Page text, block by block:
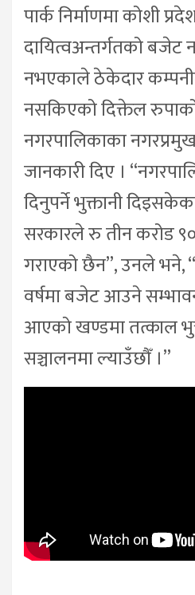
पार्क निर्माणमा कोशी
दायित्वअन्तर्गतको बजेट
नभएकाले ठेकेदार
नसकिएको दिक्तेल
नगरपालिकाका नगरप्रमुख
जानकारी दिए ।
दिनुपर्ने भुक्तानी
सरकारले रु तीन करोड
गराएको छैन”, उनले भने,
वर्षमा बजेट आउने
आएको खण्डमा तत्काल
सञ्चालनमा ल्याउँछौँ ।”